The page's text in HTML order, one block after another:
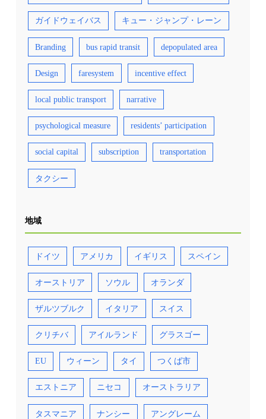
ガイドウェイバス キュー・ジャンプ・レーン
Branding bus rapid transit depopulated area
Design faresystem incentive effect
local public transport narrative
psychological measure residents’ participation
social capital subscription transportation
タクシー
地域
ドイツ アメリカ イギリス スペイン
オーストリア ソウル オランダ
ザルツブルク イタリア スイス
クリチバ アイルランド グラスゴー
EU ウィーン タイ つくば市
エストニア ニセコ オーストラリア
タスマニア ナンシー アングレーム